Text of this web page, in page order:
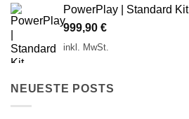
PowerPlay | Standard Kit
999,90 €
inkl. MwSt.
NEUESTE POSTS